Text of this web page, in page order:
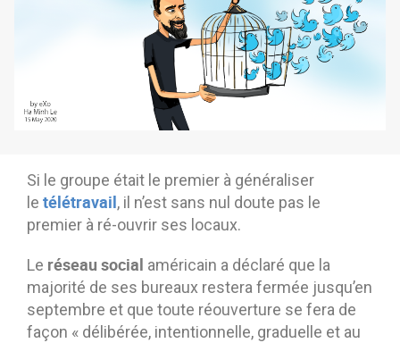
Offre Enterprise
Contactez-nous
Essayez eXo
Si le groupe était le premier à généraliser
le télétravail, il n’est sans nul doute pas le
premier à ré-ouvrir ses locaux.
Le réseau social américain a déclaré que la
majorité de ses bureaux restera fermée jusqu’en
septembre et que toute réouverture se fera de
façon « délibérée, intentionnelle, graduelle et au